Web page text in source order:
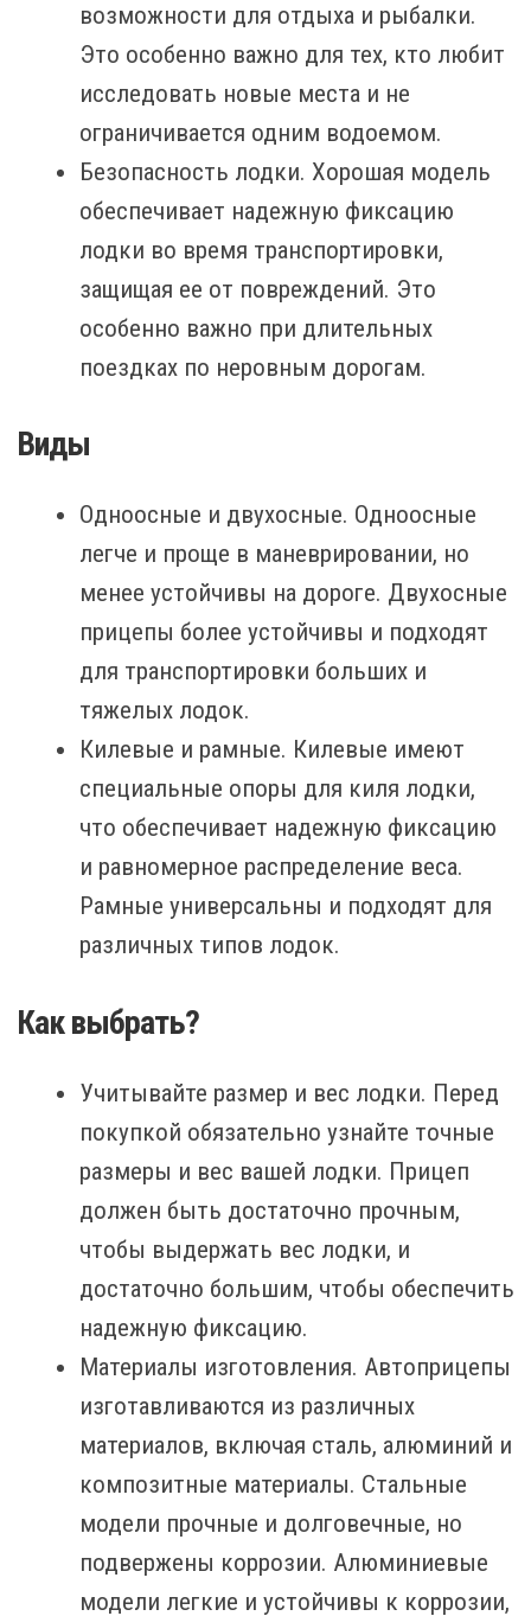
возможности для отдыха и рыбалки.
Это особенно важно для тех, кто любит
исследовать новые места и не
ограничивается одним водоемом.
Безопасность лодки. Хорошая модель
обеспечивает надежную фиксацию
лодки во время транспортировки,
защищая ее от повреждений. Это
особенно важно при длительных
поездках по неровным дорогам.
Виды
Одноосные и двухосные. Одноосные
легче и проще в маневрировании, но
менее устойчивы на дороге. Двухосные
прицепы более устойчивы и подходят
для транспортировки больших и
тяжелых лодок.
Килевые и рамные. Килевые имеют
специальные опоры для киля лодки,
что обеспечивает надежную фиксацию
и равномерное распределение веса.
Рамные универсальны и подходят для
различных типов лодок.
Как выбрать?
Учитывайте размер и вес лодки. Перед
покупкой обязательно узнайте точные
размеры и вес вашей лодки. Прицеп
должен быть достаточно прочным,
чтобы выдержать вес лодки, и
достаточно большим, чтобы обеспечить
надежную фиксацию.
Материалы изготовления. Автоприцепы
изготавливаются из различных
материалов, включая сталь, алюминий и
композитные материалы. Стальные
модели прочные и долговечные, но
подвержены коррозии. Алюминиевые
модели легкие и устойчивы к коррозии,